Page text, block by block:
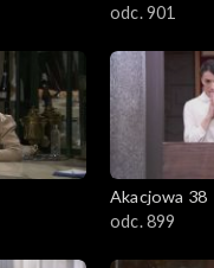
odc. 901
Akacjowa 38
odc. 899